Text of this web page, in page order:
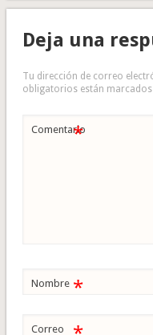
Deja una
Tu dirección de correo
obligatorios están
Comentario
*
Nombre *
Correo